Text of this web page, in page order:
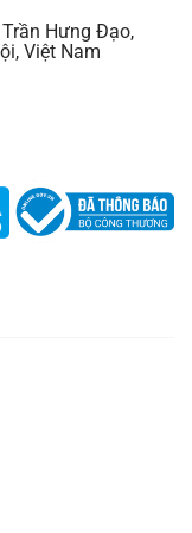
Hưng Đạo,
Việt Nam